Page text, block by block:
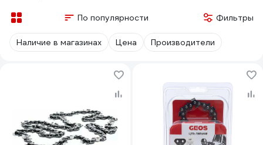
По популярности Фильтры
Наличие в магазинах Цена Производители